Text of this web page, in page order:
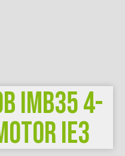
IMB35 4-
IE3